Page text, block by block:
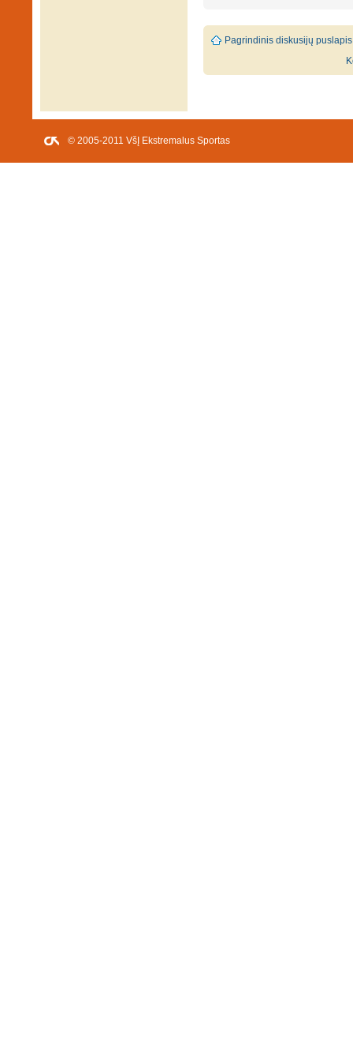
Pagrindinis diskusijų puslapis
© 2005-2011 VšĮ Ekstremalus Sportas